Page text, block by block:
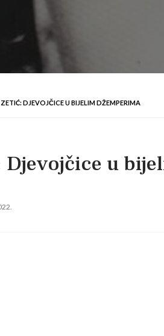
DJEVOJČICE U BIJELIM DŽEMPERIMA
Djevojčice u